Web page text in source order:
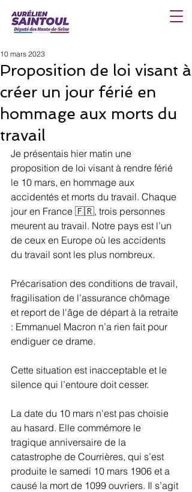
Proposition de loi visant à
créer un jour férié en
hommage aux morts du
travail
10 mars 2023
Je présentais hier matin une
proposition de loi visant à rendre férié
le 10 mars, en hommage aux
accidentés et morts du travail. Chaque
jour en France 🇫🇷, trois personnes
meurent au travail. Notre pays est l’un
de ceux en Europe où les accidents
du travail sont les plus nombreux.
Précarisation des conditions de travail,
fragilisation de l’assurance chômage
et report de l'âge de départ à la retraite
: Emmanuel Macron n’a rien fait pour
endiguer ce drame.
Cette situation est inacceptable et le
silence qui l’entoure doit cesser.
La date du 10 mars n'est pas choisie
au hasard. Elle commémore le
tragique anniversaire de la
catastrophe de Courrières, qui s’est
produite le samedi 10 mars 1906 et a
causé la mort de 1099 ouvriers. Il s’agit